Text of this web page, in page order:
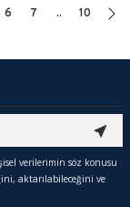
6 7 .. 10
verilerimin söz konusu
aktarılabileceğini ve